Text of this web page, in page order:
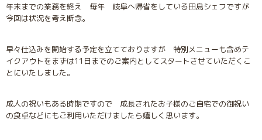
年末までの業務を終え 毎年 岐阜へ帰省をしている田島シェフですが
今回は状況を考え断念。
早々仕込みを開始する予定を立てておりますが 特別メニューも含めテ
イクアウトをまずは11日までのご案内としてスタートさせていただくこ
とにいたしました。
成人の祝いもある時期ですので 成長されたお子様のご自宅での御祝い
の食卓などにもご利用いただけましたら嬉しく思います。